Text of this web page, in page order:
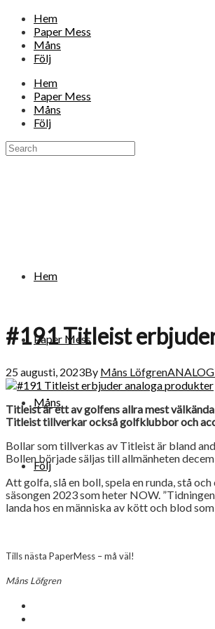
Hem
Paper Mess
Måns
Följ
Hem
Paper Mess
Måns
Följ
Hem
Paper Mess
Måns
Följ
#191 Titleist
25 augusti, 2023By Måns Löfgren
Titleist är ett av golfens allra mest
Titleist tillverkar också golfklubbor och
Bollar som tillverkas av Titleist är bland
Bollen började säljas till allmänheten
Att golfa, slå en boll, spela en runda, stå
säsongen 2023 som heter NOW.
landa hos en människa av kött och blod
Tills nästa PaperMess – må väl!
Måns Löfgren